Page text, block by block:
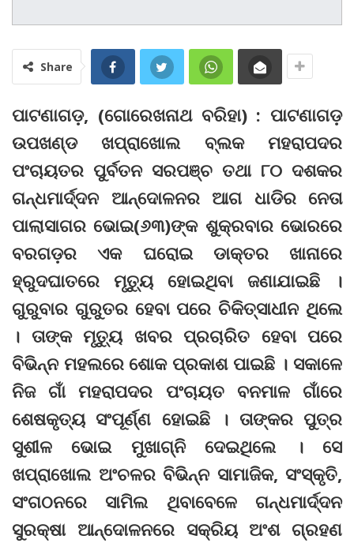
Share
ପାଟଣାଗଡ଼, (ଗୋରେଖନାଥ ବରିହା) : ପାଟଣାଗଡ଼
ଉପଖଣ୍ଡ ଖପ୍ରାଖୋଲ ବ୍ଲକ ମହରାପଦର
ପଂଚାୟତର ପୁର୍ବତନ ସରପଞ୍ଚ ତଥା ୮୦ ଦଶକର
ଗନ୍ଧମାର୍ଦ୍ଦନ ଆନ୍ଦୋଳନର ଆଗ ଧାଡିର ନେତା
ପାଲାସାଗର ଭୋଇ(୬୩)ଙ୍କ ଶୁକ୍ରବାର ଭୋରରେ
ବରଗଡ଼ର ଏକ ଘରୋଇ ଡାକ୍ତର ଖାନାରେ
ହ୍ରୁଦଘାତରେ ମୃତ୍ୟୁ ହୋଇଥିବା ଜଣାଯାଇଛି ।
ଗୁରୁବାର ଗୁରୁତର ହେବା ପରେ ଚିକିତ୍ସାଧୀନ ଥିଲେ
। ତାଙ୍କ ମୃତ୍ୟୁ ଖବର ପ୍ରଚାରିତ ହେବା ପରେ
ବିଭିନ୍ନ ମହଲରେ ଶୋକ ପ୍ରକାଶ ପାଇଛି । ସକାଳେ
ନିଜ ଗାଁ ମହରାପଦର ପଂଚାୟତ ବନମାଳ ଗାଁରେ
ଶେଷକୃତ୍ୟ ସଂପୂର୍ଣ୍ଣ ହୋଇଛି । ତାଙ୍କର ପୁତ୍ର
ସୁଶୀଳ ଭୋଇ ମୁଖାଗ୍ନି ଦେଇଥିଲେ । ସେ
ଖପ୍ରାଖୋଲ ଅଂଚଳର ବିଭିନ୍ନ ସାମାଜିକ, ସଂସ୍କୃତି,
ସଂଗଠନରେ ସାମିଲ ଥିବାବେଳେ ଗନ୍ଧମାର୍ଦ୍ଦନ
ସୁରକ୍ଷା ଆନ୍ଦୋଳନରେ ସକ୍ରିୟ ଅଂଶ ଗ୍ରହଣ